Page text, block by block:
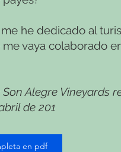
he dedicado al
vaya colaborado
Alegre Vineyards
de 201
en pdf